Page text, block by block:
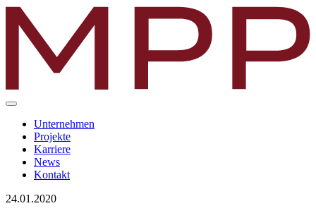
Unternehmen
Projekte
Karriere
News
Kontakt
24.01.2020